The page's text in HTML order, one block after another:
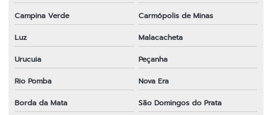
Campina Verde
Carmópolis de Minas
Luz
Malacacheta
Urucuia
Peçanha
Rio Pomba
Nova Era
Borda da Mata
São Domingos do Prata